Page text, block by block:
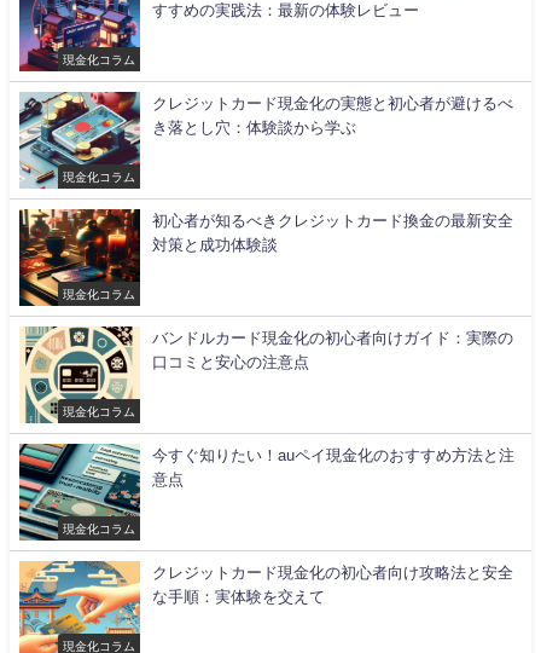
現金化コラム
すすめの実践法：最新の体験レビュー
現金化コラム
クレジットカード現金化の実態と初心者が避けるべ
き落とし穴：体験談から学ぶ
現金化コラム
初心者が知るべきクレジットカード換金の最新安全
対策と成功体験談
現金化コラム
バンドルカード現金化の初心者向けガイド：実際の
口コミと安心の注意点
現金化コラム
今すぐ知りたい！auペイ現金化のおすすめ方法と注
意点
現金化コラム
クレジットカード現金化の初心者向け攻略法と安全
な手順：実体験を交えて